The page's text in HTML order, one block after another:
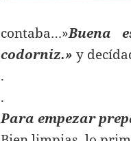
contaba…»Buena
codorniz.» y
.
.
Para empezar